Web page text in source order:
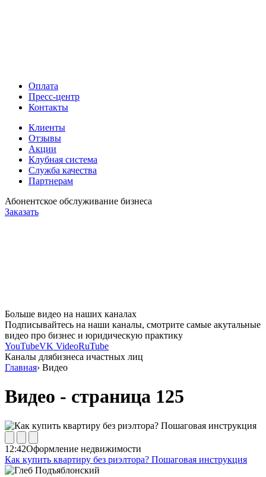
Оплата
Пресс-центр
Контакты
Клиенты
Отзывы
Акции
Клубная система
Служба качества
Партнерам
Абонентское обслуживание бизнеса
Заказать
Больше видео на наших каналах
Подписывайтесь на наши каналы, смотрите самые акутальные
видео про бизнес и юридическую практику
YouTubeVK VideoRuTube
Каналы длябизнеса ичастных лиц
Главная› Видео
Видео - страница 125
12:42Оформление недвижимости
Как купить квартиру без риэлтора? Пошаговая инструкция